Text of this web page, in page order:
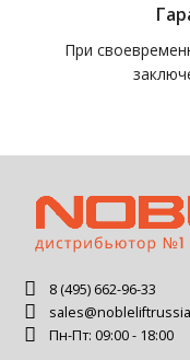
При
8 (495) 662-96-33
Пн-Пт: 09:00 - 18:00